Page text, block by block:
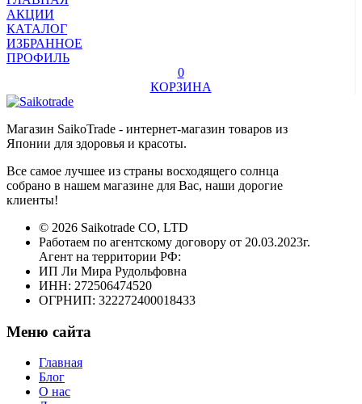
АКЦИИ
КАТАЛОГ
ИЗБРАННОЕ
ПРОФИЛЬ
0
КОРЗИНА
Магазин SaikoTrade - интернет-магазин товаров из
Японии для здоровья и красоты.
Все самое лучшее из страны восходящего солнца
собрано в нашем магазине для Вас, наши дорогие
клиенты!
© 2026 Saikotrade CO, LTD
Работаем по агентскому договору от 20.03.2023г.
Агент на территории РФ:
ИП Ли Мира Рудольфовна
ИНН: 272506474520
ОГРНИП: 322272400018433
Меню сайта
Главная
Блог
О нас